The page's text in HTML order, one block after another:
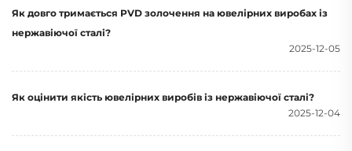
Як довго тримається PVD золочення на ювелірних виробах із
нержавіючої сталі?
2025-12-05
Як оцінити якість ювелірних виробів із нержавіючої сталі?
2025-12-04